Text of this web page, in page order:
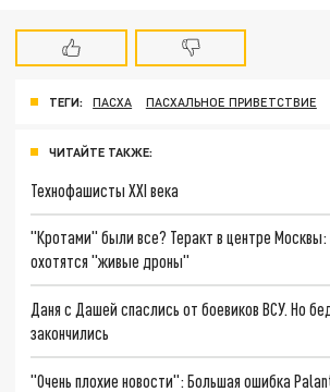
ТЕГИ: ПАСХА ПАСХАЛЬНОЕ ПРИВЕТСТВИЕ
ЧИТАЙТЕ ТАКЖЕ:
Технофашисты XXI века
"Кротами" были все? Теракт в центре Москвы:
охотятся "живые дроны"
Даня с Дашей спаслись от боевиков ВСУ. Но
закончились
"Очень плохие новости": Большая ошибка